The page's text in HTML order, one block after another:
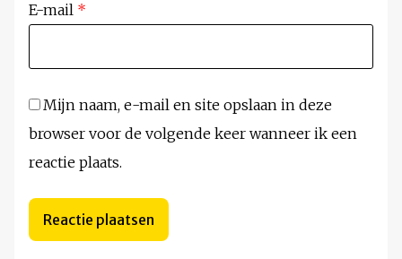
E-mail *
Mijn naam, e-mail en site opslaan in deze
browser voor de volgende keer wanneer ik een
reactie plaats.